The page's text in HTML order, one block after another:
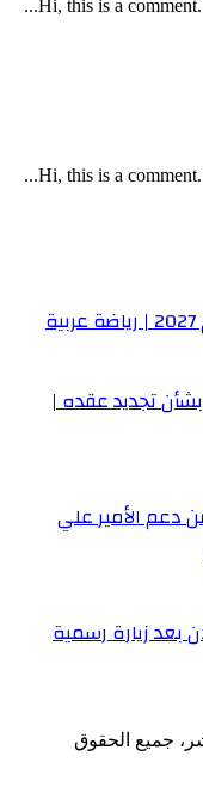
Hi, this is a comment.
Hi, this is a comment.
بشأن تجديد عقده |
دعم الأمير علي
بعد زيارة رسمية
جميع الحقوق